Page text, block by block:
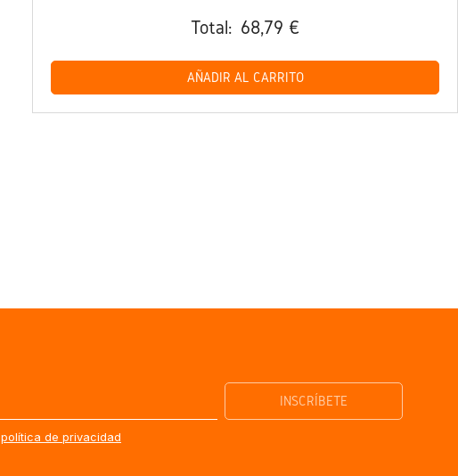
Total: 68,79 €
AÑADIR AL CARRITO
política de privacidad